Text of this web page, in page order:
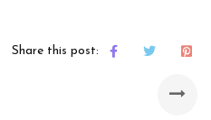
Share this post: